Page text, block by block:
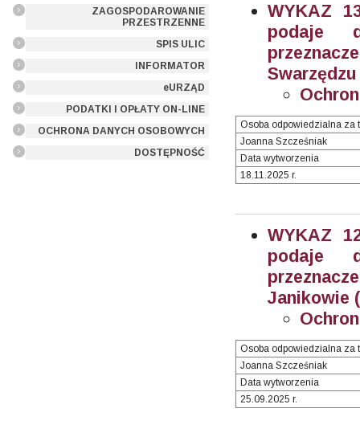
ZAGOSPODAROWANIE
PRZESTRZENNE
SPIS ULIC
INFORMATOR
eURZĄD
PODATKI I OPŁATY ON-LINE
OCHRONA DANYCH OSOBOWYCH
DOSTĘPNOŚĆ
WYKAZ
podaje
Osoba odpowiedzialna za
Joanna Szcześniak
Data wytworzenia
18.11.2025 r.
WYKAZ
podaje
Janikowie
Osoba odpowiedzialna za
Joanna Szcześniak
Data wytworzenia
25.09.2025 r.